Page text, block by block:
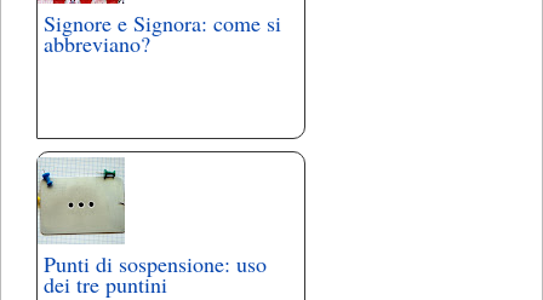
Signore e Signora: come si
abbreviano?
Punti di sospensione: uso
dei tre puntini